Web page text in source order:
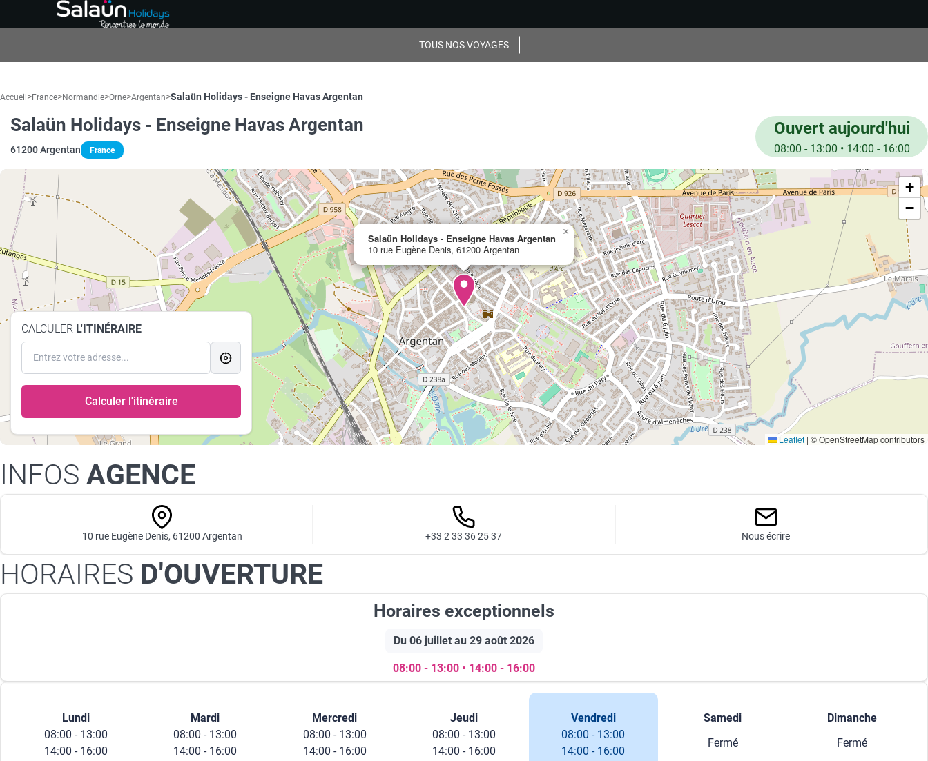
TOUS NOS VOYAGES
Accueil >France>Normandie>Orne>Argentan>Salaün Holidays - Enseigne Havas Argentan
Ouvert aujourd'hui
08:00 - 13:00 • 14:00 - 16:00
Salaün Holidays - Enseigne Havas Argentan
61200 Argentan France
Salaün Holidays - Enseigne Havas Argentan
10 rue Eugène Denis, 61200 Argentan
×
+
−
Leaflet | © OpenStreetMap contributors
CALCULER L'ITINÉRAIRE
Calculer l'itinéraire
INFOS AGENCE
10 rue Eugène Denis, 61200 Argentan +33 2 33 36 25 37 Nous écrire
HORAIRES D'OUVERTURE
Horaires exceptionnels
Du 06 juillet au 29 août 2026
08:00 - 13:00 • 14:00 - 16:00
Lundi
08:00 - 13:00
14:00 - 16:00
Mardi
08:00 - 13:00
14:00 - 16:00
Mercredi
08:00 - 13:00
14:00 - 16:00
Jeudi
08:00 - 13:00
14:00 - 16:00
Vendredi
08:00 - 13:00
14:00 - 16:00
Samedi
Fermé
Dimanche
Fermé